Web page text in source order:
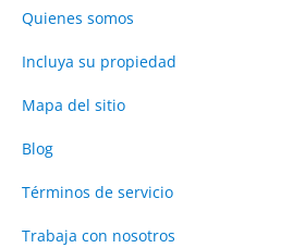
Quienes somos
Incluya su propiedad
Mapa del sitio
Blog
Términos de servicio
Trabaja con nosotros